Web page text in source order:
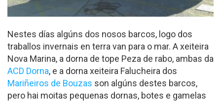
Nestes días algúns dos nosos barcos, logo dos
traballos invernais en terra van para o mar. A xeiteira
Nova Marina, a dorna de tope Peza de rabo, ambas da
ACD Dorna, e a dorna xeiteira Falucheira dos
Mariñeiros de Bouzas son algúns destes barcos,
pero hai moitas pequenas dornas, botes e gamelas